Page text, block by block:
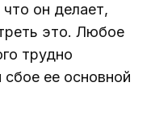
он делает,
это. Любое
трудно
ее основной